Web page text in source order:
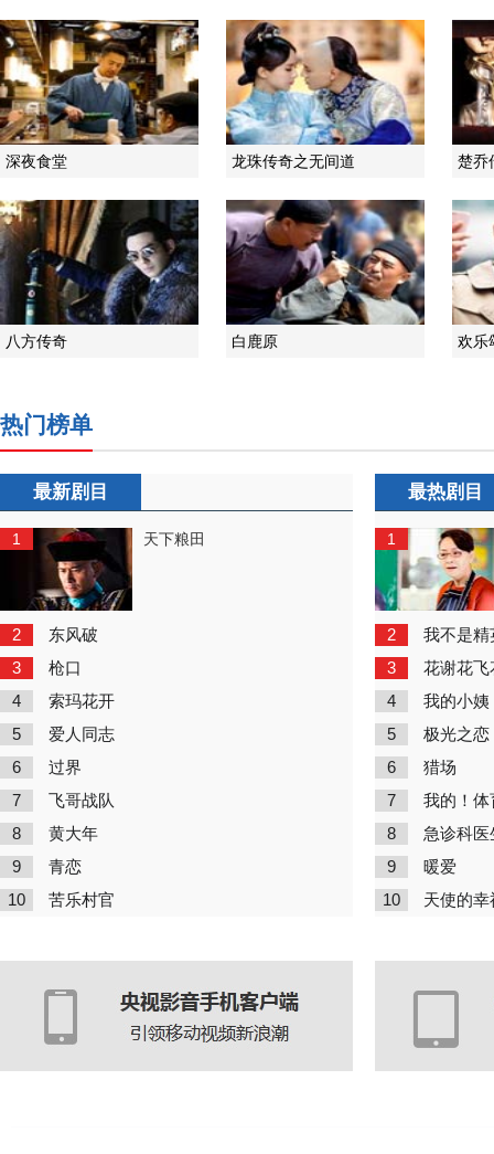
深夜食堂 龙珠传奇之无间道 楚乔
八方传奇 白鹿原 欢乐
热门榜单
最新剧目
1 天下粮田
2 东风破
3 枪口
4 索玛花开
5 爱人同志
6 过界
7 飞哥战队
8 黄大年
9 青恋
10 苦乐村官
最热剧目
1
2 我不是精
3 花谢花飞
4 我的小姨
5 极光之恋
6 猎场
7 我的！体
8 急诊科医
9 暖爱
10 天使的幸